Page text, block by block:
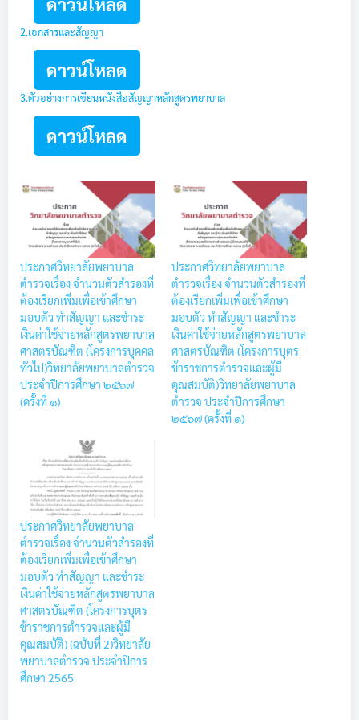
2.เอกสารและสัญญา
ดาวน์โหลด
3.ตัวอย่างการเขียนหนังสือสัญญาหลักสูตรพยาบาล
ดาวน์โหลด
ประกาศวิทยาลัยพยาบาล
ตำรวจเรื่อง จำนวนตัวสำรองที่
ต้องเรียกเพิ่มเพื่อเข้าศึกษา
มอบตัว ทำสัญญา และชำระ
เงินค่าใช้จ่ายหลักสูตรพยาบาล
ศาสตรบัณฑิต (โครงการบุคคล
ทั่วไป)วิทยาลัยพยาบาลตำรวจ
ประจำปีการศึกษา ๒๕๖๗
(ครั้งที่ ๑)
ประกาศวิทยาลัยพยาบาล
ตำรวจเรื่อง จำนวนตัวสำรองที่
ต้องเรียกเพิ่มเพื่อเข้าศึกษา
มอบตัว ทำสัญญา และชำระ
เงินค่าใช้จ่ายหลักสูตรพยาบาล
ศาสตรบัณฑิต (โครงการบุตร
ข้าราชการตำรวจและผู้มี
คุณสมบัติ)วิทยาลัยพยาบาล
ตำรวจ ประจำปีการศึกษา
๒๕๖๗ (ครั้งที่ ๑)
ประกาศวิทยาลัยพยาบาล
ตำรวจเรื่อง จำนวนตัวสำรองที่
ต้องเรียกเพิ่มเพื่อเข้าศึกษา
มอบตัว ทำสัญญา และชำระ
เงินค่าใช้จ่ายหลักสูตรพยาบาล
ศาสตรบัณฑิต (โครงการบุตร
ข้าราชการตำรวจและผู้มี
คุณสมบัติ) (ฉบับที่ 2)วิทยาลัย
พยาบาลตำรวจ ประจำปีการ
ศึกษา 2565